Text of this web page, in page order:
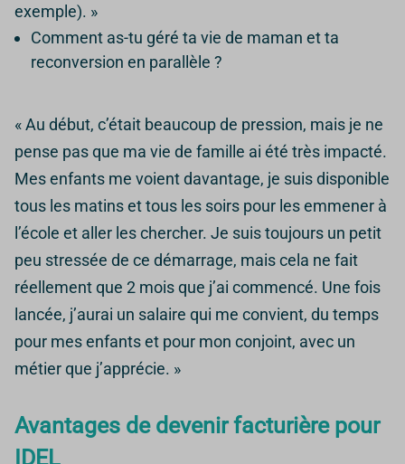
exemple). »
Comment as-tu géré ta vie de maman et ta
reconversion en parallèle ?
« Au début, c’était beaucoup de pression, mais je ne
pense pas que ma vie de famille ai été très impacté.
Mes enfants me voient davantage, je suis disponible
tous les matins et tous les soirs pour les emmener à
l’école et aller les chercher. Je suis toujours un petit
peu stressée de ce démarrage, mais cela ne fait
réellement que 2 mois que j’ai commencé. Une fois
lancée, j’aurai un salaire qui me convient, du temps
pour mes enfants et pour mon conjoint, avec un
métier que j’apprécie. »
Avantages de devenir facturière pour
IDEL